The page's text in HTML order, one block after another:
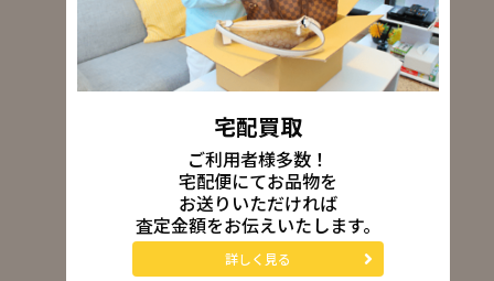
宅配買取
ご利用者様多数！
宅配便にてお品物を
お送りいただければ
査定金額をお伝えいたします。
詳しく見る